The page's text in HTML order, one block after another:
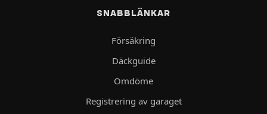
SNABBLÄNKAR
Försäkring
Däckguide
Omdöme
Registrering av garaget